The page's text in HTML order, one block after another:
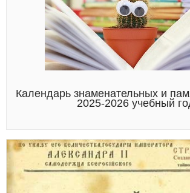
Календарь знаменательных и
2025-2026 учебный